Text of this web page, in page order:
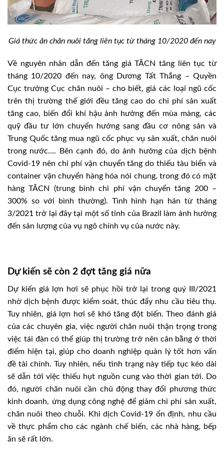
Giá thức ăn chăn nuôi tăng liên tục từ tháng 10/2020 đến nay
Về nguyên nhân dẫn đến tăng giá TĂCN tăng liên tục từ
tháng 10/2020 đến nay, ông Dương Tất Thắng – Quyền
Cục trưởng Cục chăn nuôi – cho biết, giá các loại ngũ cốc
trên thị trường thế giới đều tăng cao do chi phí sản xuất
tăng cao, biến đổi khí hậu ảnh hưởng đến mùa màng, các
quỹ đầu tư lớn chuyển hướng sang đầu cơ nông sản và
Trung Quốc tăng mua ngũ cốc phục vụ sản xuất, chăn nuôi
trong nước…. Bên cạnh đó, do ảnh hưởng của dịch bệnh
Covid-19 nên chi phí vận chuyển tăng do thiếu tàu biển và
container vận chuyển hàng hóa nói chung, trong đó có mặt
hàng TĂCN (trung bình chi phí vận chuyển tăng 200 –
300% so với bình thường). Tình hình hạn hán từ tháng
3/2021 trở lại đây tại một số tỉnh của Brazil làm ảnh hưởng
đến sản lượng của vụ ngô chính vụ của nước này.
Dự kiến sẽ còn 2 đợt tăng giá nữa
Dự kiến giá lợn hơi sẽ phục hồi trở lại trong quý III/2021
nhờ dịch bệnh được kiểm soát, thúc đẩy nhu cầu tiêu thụ.
Tuy nhiên, giá lợn hơi sẽ khó tăng đột biến. Theo đánh giá
của các chuyên gia, việc người chăn nuôi thận trọng trong
việc tái đàn có thể giúp thị trường trở nên cân bằng ở thời
điểm hiện tại, giúp cho doanh nghiệp quản lý tốt hơn vấn
đề tài chính. Tuy nhiên, nếu tình trạng này tiếp tục kéo dài
sẽ dẫn tới việc thiếu hụt nguồn cung vào thời gian tới. Do
đó, người chăn nuôi cần chủ động thay đổi phương thức
kinh doanh, ứng dụng công nghệ để giảm chi phí sản xuất,
chăn nuôi theo chuỗi. Khi dịch Covid-19 ổn định, nhu cầu
về thực phẩm cho các ngành chế biến, các nhà hàng, bếp
ăn sẽ rất lớn.